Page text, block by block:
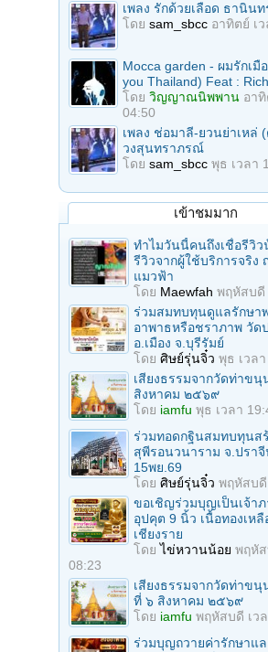
เพลง รักด้วยเลือด ธานิน
โดย sam_sbcc อาทิตย์ เ
Mocca garden - ผมรักเมื
you Thailand) Feat :
โดย วิญญาณนิพพาน อา
04:50
เพลง ช่อมาลี-ยวนย่าเหล่
วงสุนทราภรณ์
โดย sam_sbcc พุธ เวลา
เข้าชมมาก
ทำไมวันนี้คนถึงเชื่อรีวิว
รีวิวจากผู้ใช้บริการจริ
แมวฟ้า
โดย Maewfah พฤหัสบดี
ร่วมสมทบทุนดูแลรักษา
อาพาธหรือชราภาพ วัด
อ.เมือง จ.บุรีรัมย์
โดย ศิษย์รุ่นจิ๋ว พุธ เวล
เสียงธรรมจากวัดท่าข
สิงหาคม ๒๕๖๙
โดย iamfu พุธ เวลา
ร่วมทอดกฐินสมทบทุนส
สุพีรอนวนาราม จ.ปรา
15พย.69
โดย ศิษย์รุ่นจิ๋ว พฤหัสบดี
ขอเชิญร่วมบุญเป็นเจ้าภ
อุปคุต 9 นิ้ว เนื้อทองเหลื
เชียงราย
โดยไข่หวานน้อย พฤหัส
08:23
เสียงธรรมจากวัดท่าข
ที่ ๖ สิงหาคม ๒๕๖๙
โดย iamfu พฤหัสบดี เว
ร่วมบุญถวายค่ารักษาแล